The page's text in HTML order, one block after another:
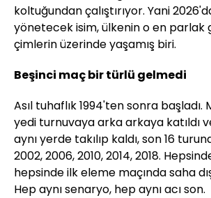
koltuğundan çalıştırıyor. Yani
yönetecek isim, ülkenin o en parlak
çimlerin üzerinde yaşamış biri.
Beşinci maç bir türlü gelmedi
Asıl tuhaflık 1994'ten sonra
yedi turnuvaya arka arkaya katıldı
aynı yerde takılıp kaldı, son 16
2002, 2006, 2010, 2014, 2018.
hepsinde ilk eleme maçında saha
Hep aynı senaryo, hep aynı acı son.